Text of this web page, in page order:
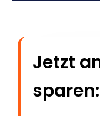
Jetzt
sparen: